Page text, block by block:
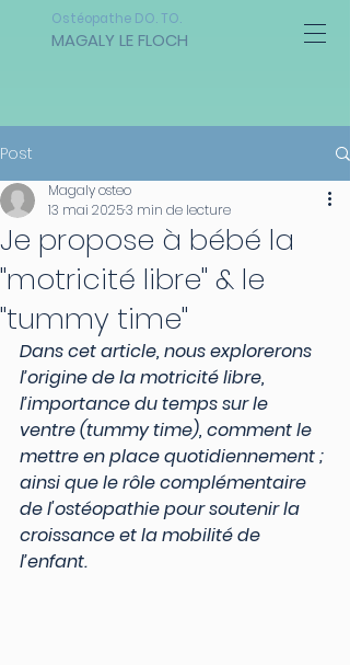
MAGALY LE FLOCH
Ostéopathe DO. TO.
Post
Je propose à bébé la
"motricité libre" & le
"tummy time"
Magaly osteo
13 mai 20253 min de lecture
Dans cet article, nous explorerons
l’origine de la motricité libre,
l’importance du temps sur le
ventre (tummy time), comment le
mettre en place quotidiennement ;
ainsi que le rôle complémentaire
de l'ostéopathie pour soutenir la
croissance et la mobilité de
l’enfant.